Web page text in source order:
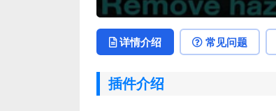
详情介绍 常见问题
插件介绍